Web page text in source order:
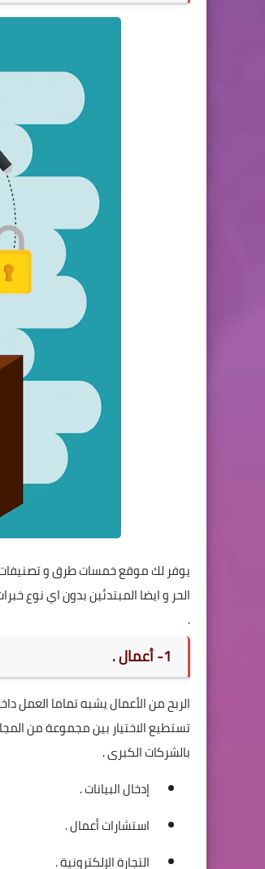
يوفر لك موقع خمسات طرق و تصنيفات
الحر و ايضا المبتدئين بدون اي نوع
.
1- أعمال .
الربح من الأعمال يشبه تماما العمل
تستطيع الاختيار بين مجموعة من
بالشركات الكبرى .
إدخال البيانات .
استشارات أعمال .
التجارة الإلكترونية .